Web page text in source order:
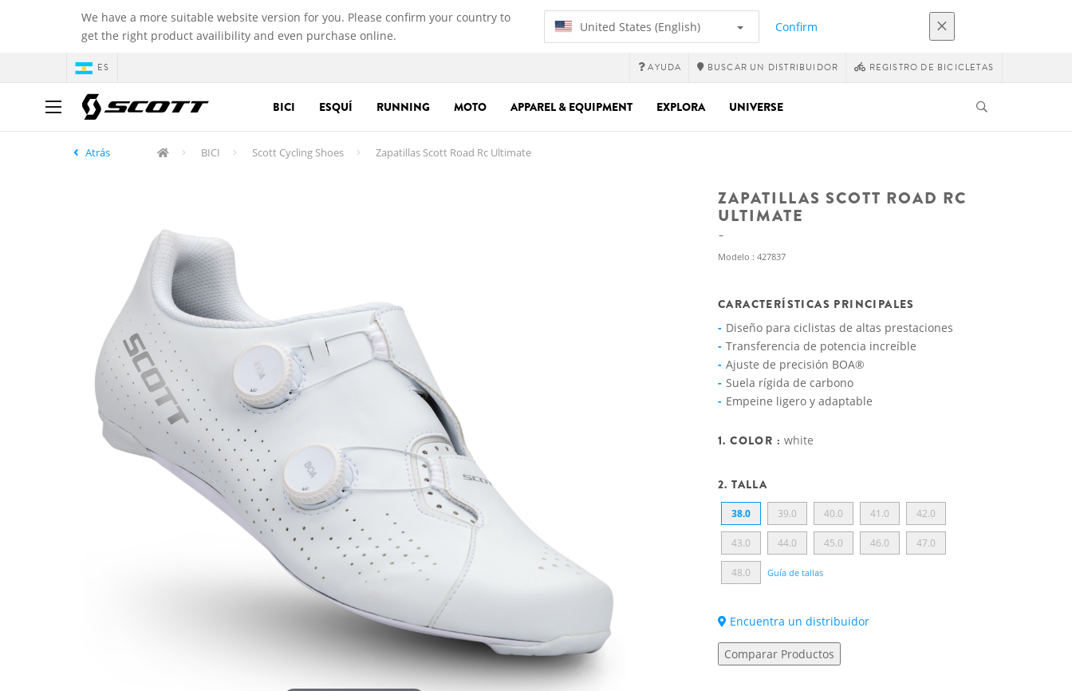
We have a more suitable website version for you. Please confirm your country to
get the right product availibility and even purchase online.
United States (English) Confirm
ES AYUDA BUSCAR UN DISTRIBUIDOR REGISTRO DE BICICLETAS
BICI ESQUÍ RUNNING MOTO APPAREL & EQUIPMENT EXPLORA UNIVERSE
Atrás BICI Scott Cycling Shoes Zapatillas Scott Road Rc Ultimate
ZAPATILLAS SCOTT ROAD RC
ULTIMATE
Modelo : 427837
CARACTERÍSTICAS PRINCIPALES
Diseño para ciclistas de altas prestaciones
Transferencia de potencia increíble
Ajuste de precisión BOA®
Suela rígida de carbono
Empeine ligero y adaptable
1. COLOR :white
2. TALLA
38.0 39.0 40.0 41.0 42.0
43.0 44.0 45.0 46.0 47.0
48.0 Guía de tallas
Encuentra un distribuidor
Comparar Productos